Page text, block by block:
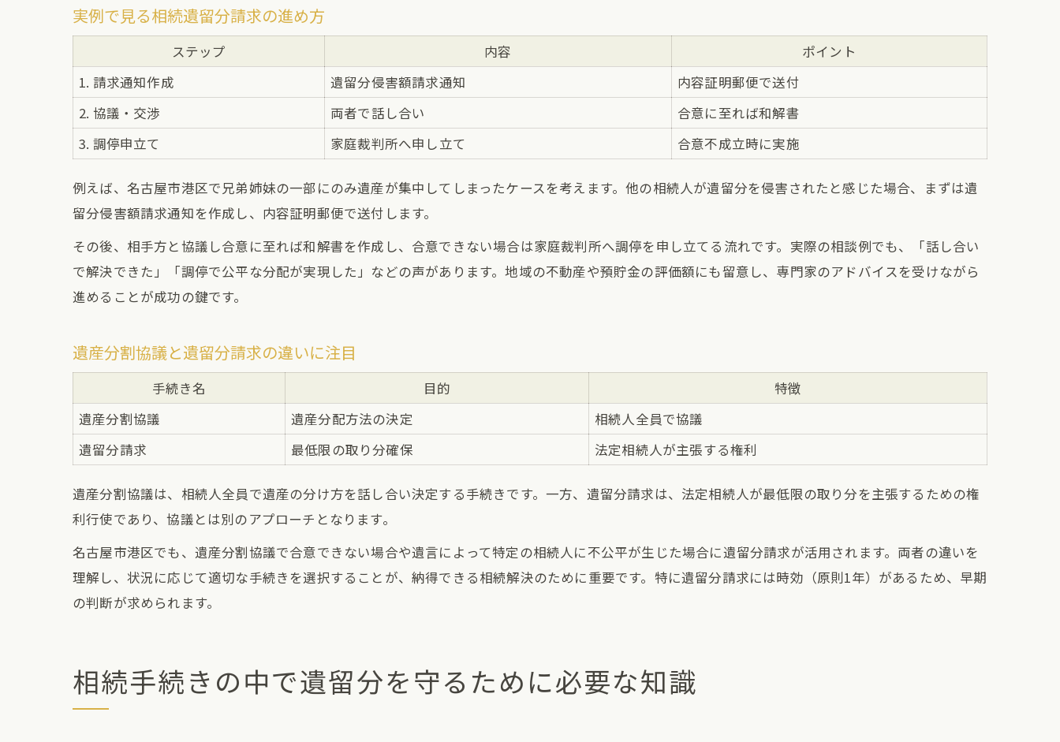
実例で見る相続遺留分請求の進め方
ステップ 内容
ポイント
1. 請求通知作成
遺留分侵害額請求通知
内容証明郵便で送付
2. 協議・交渉
両者で話し合い
合意に至れば和解書
3. 調停申立て
家庭裁判所へ申し立て 合意不成立時に実施
例えば、名古屋市港区で兄弟姉妹の一部にのみ遺産が集中してしまったケースを考えます。他の相続人が遺留分を侵害されたと感じた場合、まずは遺
留分侵害額請求通知を作成し、内容証明郵便で送付します。
その後、相手方と協議し合意に至れば和解書を作成し、合意できない場合は家庭裁判所へ調停を申し立てる流れです。実際の相談例でも、「話し合い
で解決できた」「調停で公平な分配が実現した」などの声があります。地域の不動産や預貯金の評価額にも留意し、専門家のアドバイスを受けながら
進めることが成功の鍵です。
遺産分割協議と遺留分請求の違いに注目
手続き名 目的
特徴
遺産分割協議
遺産分配方法の決定
相続人全員で協議
遺留分請求
最低限の取り分確保 法定相続人が主張する権利
遺産分割協議は、相続人全員で遺産の分け方を話し合い決定する手続きです。一方、遺留分請求は、法定相続人が最低限の取り分を主張するための権
利行使であり、協議とは別のアプローチとなります。
名古屋市港区でも、遺産分割協議で合意できない場合や遺言によって特定の相続人に不公平が生じた場合に遺留分請求が活用されます。両者の違いを
理解し、状況に応じて適切な手続きを選択することが、納得できる相続解決のために重要です。特に遺留分請求には時効（原則1年）があるため、早期
の判断が求められます。
相続手続きの中で遺留分を守るために必要な知識